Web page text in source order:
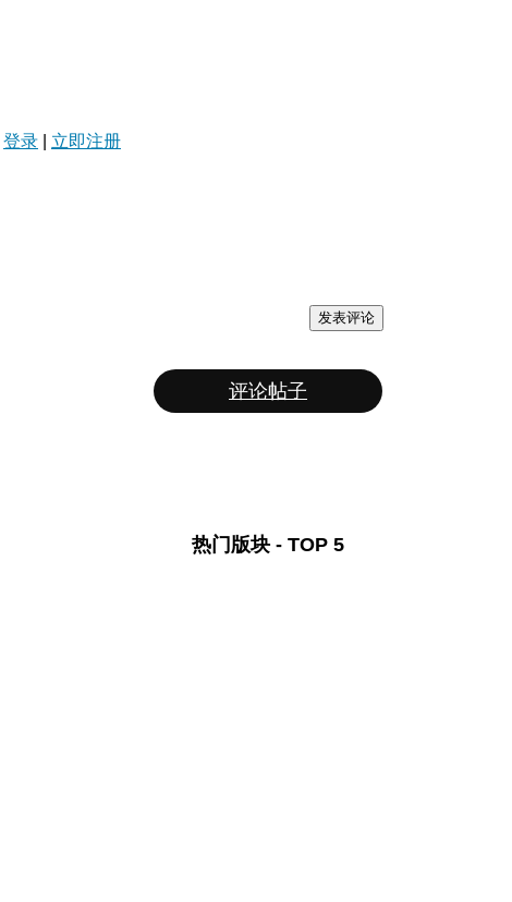
登录 立即注册
发表评论
评论帖子
热门版块 - TOP 5